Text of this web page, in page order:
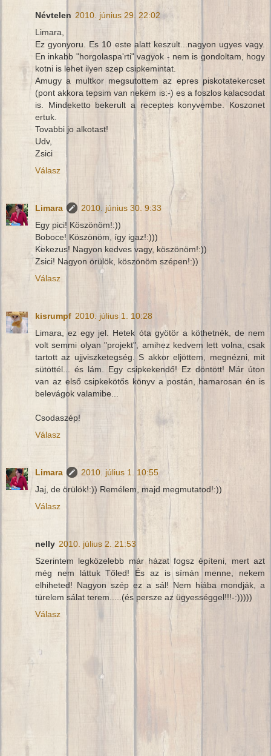
Névtelen 2010. június 29. 22:02
Limara,
Ez gyonyoru. Es 10 este alatt keszult...nagyon ugyes vagy.
En inkabb "horgolaspa'rti" vagyok - nem is gondoltam, hogy
kotni is lehet ilyen szep csipkemintat.
Amugy a multkor megsutottem az epres piskotatekercset
(pont akkora tepsim van nekem is:-) es a foszlos kalacsodat
is. Mindeketto bekerult a receptes konyvembe. Koszonet
ertuk.
Tovabbi jo alkotast!
Udv,
Zsici
Válasz
Limara
2010. június 30. 9:33
Egy pici! Köszönöm!:))
Boboce! Köszönöm, így igaz!:)))
Kekezus! Nagyon kedves vagy, köszönöm!:))
Zsici! Nagyon örülök, köszönöm szépen!:))
Válasz
kisrumpf 2010. július 1. 10:28
Limara, ez egy jel. Hetek óta gyötör a köthetnék, de nem
volt semmi olyan "projekt", amihez kedvem lett volna, csak
tartott az ujjviszketegség. S akkor eljöttem, megnézni, mit
sütöttél... és lám. Egy csipkekendő! Ez döntött! Már úton
van az első csipkekötős könyv a postán, hamarosan én is
belevágok valamibe...
Csodaszép!
Válasz
Limara
2010. július 1. 10:55
Jaj, de örülök!:)) Remélem, majd megmutatod!:))
Válasz
nelly 2010. július 2. 21:53
Szerintem legközelebb már házat fogsz építeni, mert azt
még nem láttuk Tőled! És az is símán menne, nekem
elhiheted! Nagyon szép ez a sál! Nem hiába mondják, a
türelem sálat terem.....(és persze az ügyességgel!!!-:)))))
Válasz